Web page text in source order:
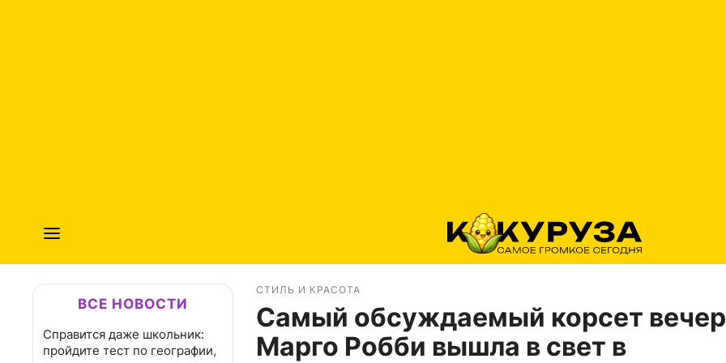
ВСЕ НОВОСТИ
Справится даже школьник:
пройдите тест по географии,
СТИЛЬ И КРАСОТА
Самый обсуждаемый корсет
Марго Робби вышла в свет в